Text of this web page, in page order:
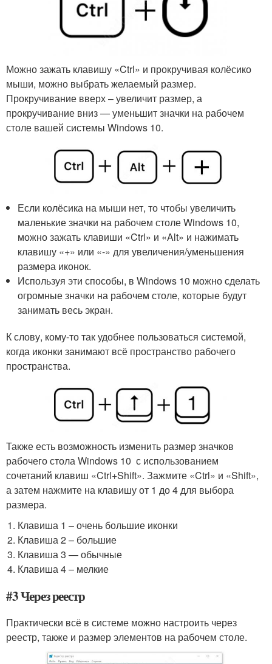
Можно зажать клавишу «Ctrl» и прокручивая колёсико
мыши, можно выбрать желаемый размер.
Прокручивание вверх – увеличит размер, а
прокручивание вниз — уменьшит значки на рабочем
столе вашей системы Windows 10.
Если колёсика на мыши нет, то чтобы увеличить
маленькие значки на рабочем столе Windows 10,
можно зажать клавиши «Ctrl» и «Alt» и нажимать
клавишу «+» или «-» для увеличения/уменьшения
размера иконок.
Используя эти способы, в Windows 10 можно сделать
огромные значки на рабочем столе, которые будут
занимать весь экран.
К слову, кому-то так удобнее пользоваться системой,
когда иконки занимают всё пространство рабочего
пространства.
Также есть возможность изменить размер значков
рабочего стола Windows 10 с использованием
сочетаний клавиш «Ctrl+Shift». Зажмите «Ctrl» и «Shift»,
а затем нажмите на клавишу от 1 до 4 для выбора
размера.
Клавиша 1 – очень большие иконки
Клавиша 2 – большие
Клавиша 3 — обычные
Клавиша 4 – мелкие
#3 Через реестр
Практически всё в системе можно настроить через
реестр, также и размер элементов на рабочем столе.